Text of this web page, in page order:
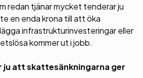
redan tjänar mycket tenderar ju
en enda krona till att öka
infrastrukturinvesteringar eller
kommer ut i jobb.
ju att skattesänkningarna ger